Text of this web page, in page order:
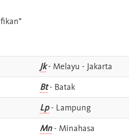
Jk- Melayu - Jakarta
Bt- Batak
Lp- Lampung
Mn- Minahasa